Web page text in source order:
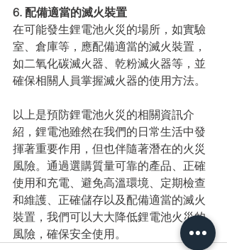
6. 配備適當的滅火裝置
在可能發生鋰電池火災的場所，如實驗
室、倉庫等，應配備適當的滅火裝置，
如二氧化碳滅火器、乾粉滅火器等，並
確保相關人員掌握滅火器的使用方法。
以上是預防鋰電池火災的相關資訊介
紹，鋰電池雖然在我們的日常生活中發
揮著重要作用，但也伴隨著潛在的火災
風險。通過選購質量可靠的產品、正確
使用和充電、避免高溫環境、定期檢查
和維護、正確儲存以及配備適當的滅火
裝置，我們可以大大降低鋰電池火災的
風險，確保安全使用。